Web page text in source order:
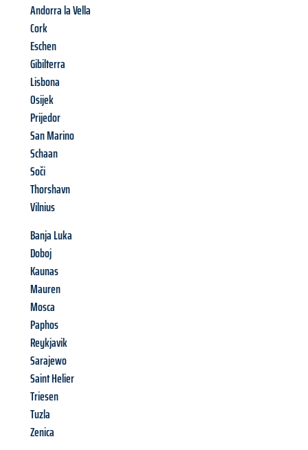
Andorra la Vella
Cork
Eschen
Gibilterra
Lisbona
Osijek
Prijedor
San Marino
Schaan
Soči
Thorshavn
Vilnius
Banja Luka
Doboj
Kaunas
Mauren
Mosca
Paphos
Reykjavik
Sarajewo
Saint Helier
Triesen
Tuzla
Zenica